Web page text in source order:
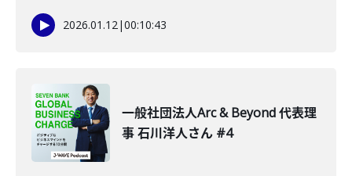
2026.01.12|00:10:43
一般社団法人Arc & Beyond 代表理
事 石川洋人さん #4